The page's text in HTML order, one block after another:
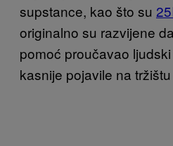
supstance, kao što su
originalno su razvijene
pomoć proučavao
kasnije pojavile na